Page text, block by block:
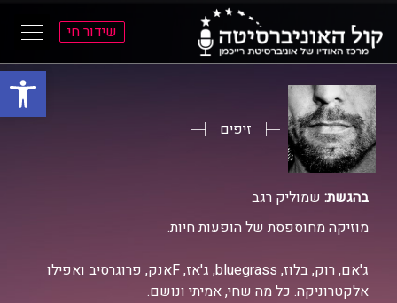
פתח
התפריט
הראשי
התוכן
הראשי
שידור חי
זיפים
בהגשת: שמוליק רגב
מוזיקה מחוספסת של הופעות חיות.
ג'אם, רוק, בלוז, bluegrass, ג'אז, Fאנק, פרוגרסיב ואפילו
אלקטרוניקה. כל מה שחי, אמיתי ונושם.